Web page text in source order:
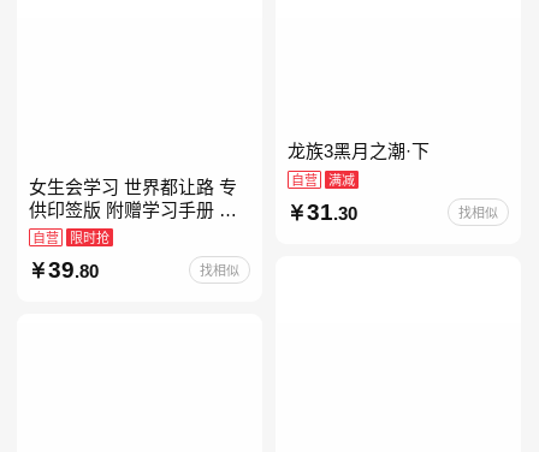
龙族3黑月之潮·下
自营 满减
31 .30 找相似
女生会学习 世界都让路 专
供印签版 附赠学习手册 创
意明信片 试听课和资料包
自营 限时抢
39.80 找相似